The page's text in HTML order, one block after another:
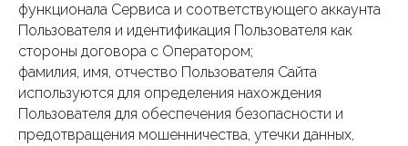
функционала Сервиса и соответствующего аккаунта
Пользователя и идентификация Пользователя как
стороны договора с Оператором;
фамилия, имя, отчество Пользователя Сайта
используются для определения нахождения
Пользователя для обеспечения безопасности и
предотвращения мошенничества, утечки данных,